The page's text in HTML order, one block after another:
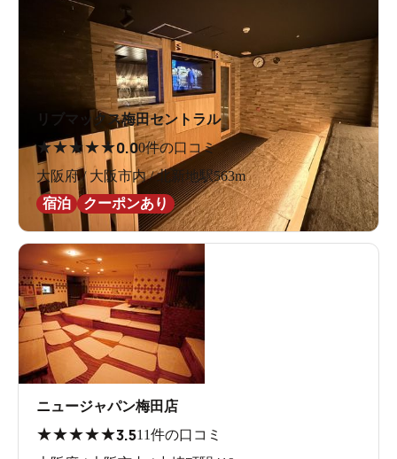
リブマックス梅田セントラル
★★★★★0.00件の口コミ
大阪府 / 大阪市内 / 北新地駅563m
宿泊
クーポンあり
ニュージャパン梅田店
★★★★★3.511件の口コミ